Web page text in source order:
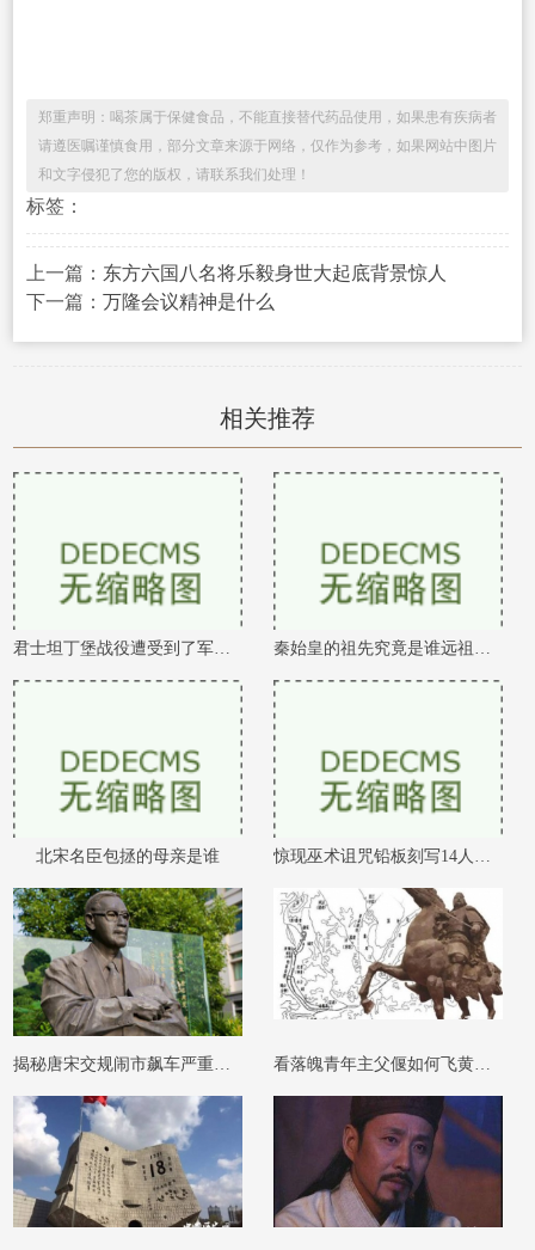
郑重声明：喝茶属于保健食品，不能直接替代药品使用，如果患有疾病者
请遵医嘱谨慎食用，部分文章来源于网络，仅作为参考，如果网站中图片
和文字侵犯了您的版权，请联系我们处理！
标签：
上一篇： 东方六国八名将乐毅身世大起底背景惊人
下一篇： 万隆会议精神是什么
相关推荐
君士坦丁堡战役遭受到了军队的疯狂劫掠 秦始皇的祖先究竟是谁远祖有可能是吕尚
北宋名臣包拯的母亲是谁 惊现巫术诅咒铅板刻写14人姓名
揭秘唐宋交规闹市飙车严重者可判流放 看落魄青年主父偃如何飞黄腾达一年升官